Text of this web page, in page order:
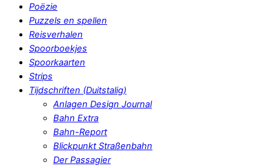
Poëzie
Puzzels en spellen
Reisverhalen
Spoorboekjes
Spoorkaarten
Strips
Tijdschriften (Duitstalig)
Anlagen Design Journal
Bahn Extra
Bahn-Report
Blickpunkt Straßenbahn
Der Passagier